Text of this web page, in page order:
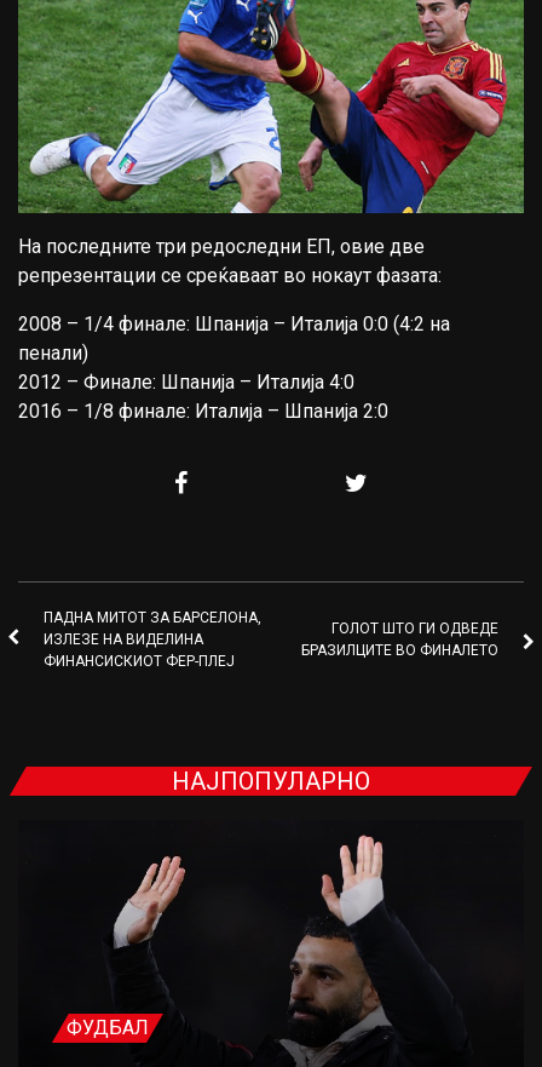
На последните три редоследни ЕП, овие две
репрезентации се среќаваат во нокаут фазата:
2008 – 1/4 финале: Шпанија – Италија 0:0 (4:2 на
пенали)
2012 – Финале: Шпанија – Италија 4:0
2016 – 1/8 финале: Италија – Шпанија 2:0
ПАДНА МИТОТ ЗА БАРСЕЛОНА,
ИЗЛЕЗЕ НА ВИДЕЛИНА
ФИНАНСИСКИОТ ФЕР-ПЛЕЈ
ГОЛОТ ШТО ГИ ОДВЕДЕ
БРАЗИЛЦИТЕ ВО ФИНАЛЕТО
НАЈПОПУЛАРНО
ФУДБАЛ